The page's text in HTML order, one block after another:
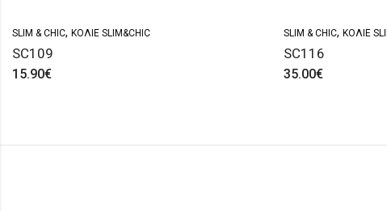
SLIM & CHIC, ΚΟΛΙΈ SLIM&CHIC
SC109
15.90€
SLIM & CHIC, ΚΟΛΙΈ
SC116
35.00€